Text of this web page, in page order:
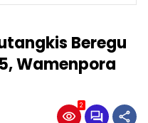
Beregu
Wamenpora
2